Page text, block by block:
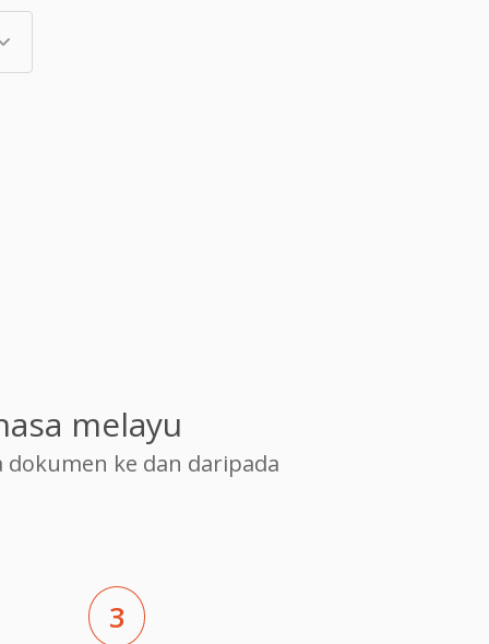
melayu
ke dan daripada
3